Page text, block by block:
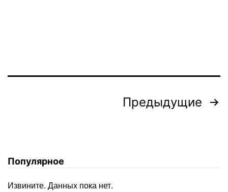
Предыдущие
Популярное
Извините. Данных пока нет.